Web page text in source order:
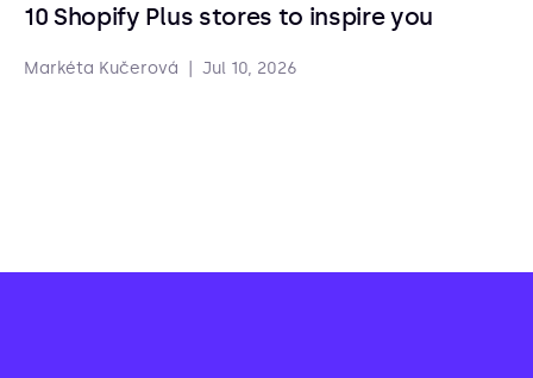
10 Shopify Plus stores to inspire you
Markéta Kučerová Jul 10, 2026